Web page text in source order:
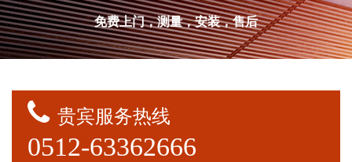
免费上门，测量，安装，售后
贵宾服务热线
0512-63362666